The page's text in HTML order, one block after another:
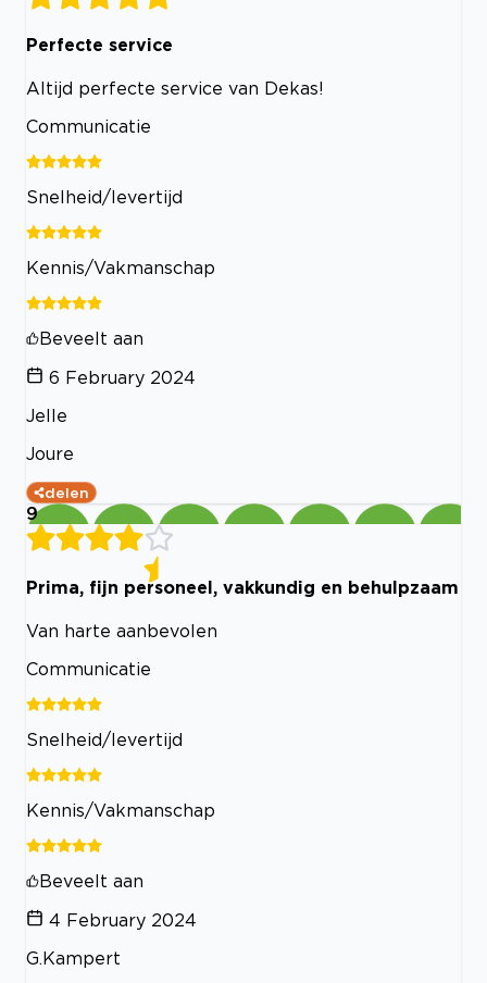
Perfecte service
Altijd perfecte service van Dekas!
Communicatie
Snelheid/levertijd
Kennis/Vakmanschap
Beveelt aan
6 February 2024
Jelle
Joure
delen
9
Prima, fijn personeel, vakkundig en behulpzaam
Van harte aanbevolen
Communicatie
Snelheid/levertijd
Kennis/Vakmanschap
Beveelt aan
4 February 2024
G.Kampert